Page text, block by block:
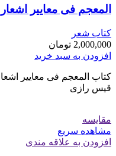
المعجم فی معاییر
کتاب شعر
2,000,000 تومان
افزودن به سبد خرید
کتاب المعجم فی معاییر
قیس رازی
مقایسه
مشاهده سریع
افزودن به علاقه مندی